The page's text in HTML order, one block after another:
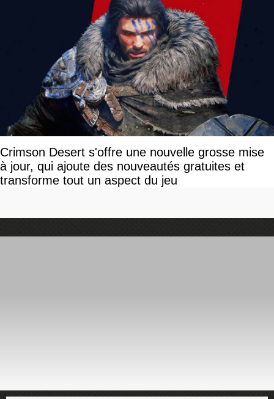
Crimson Desert s'offre une nouvelle grosse mise
à jour, qui ajoute des nouveautés gratuites et
transforme tout un aspect du jeu